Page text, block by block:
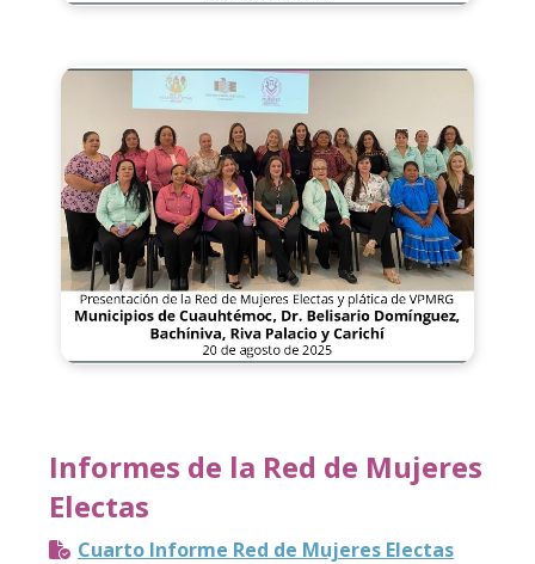
Informes de la Red de Mujeres
Electas
Cuarto Informe Red de Mujeres Electas